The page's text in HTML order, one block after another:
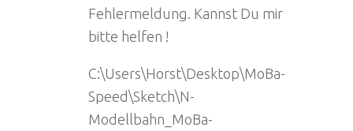
Fehlermeldung. Kannst Du mir
bitte helfen !
C:\Users\Horst\Desktop\MoBa-
Speed\Sketch\N-
Modellbahn_MoBa-